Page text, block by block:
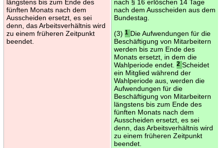
längstens bis zum Ende des
fünften Monats nach dem
Ausscheiden ersetzt, es sei
denn, das Arbeitsverhältnis wird
zu einem früheren Zeitpunkt
beendet.
nach § 16 erlöschen 14 Tage
nach dem Ausscheiden aus dem
Bundestag.
(3) 1 Die Aufwendungen für die
Beschäftigung von Mitarbeitern
werden bis zum Ende des
Monats ersetzt, in dem die
Wahlperiode endet.
2 Scheidet
ein Mitglied während der
Wahlperiode aus, werden die
Aufwendungen für die
Beschäftigung von Mitarbeitern
längstens bis zum Ende des
fünften Monats nach dem
Ausscheiden ersetzt, es sei
denn, das Arbeitsverhältnis wird
zu einem früheren Zeitpunkt
beendet.